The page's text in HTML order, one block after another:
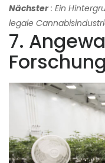
Nächster : Ein
legale
7.